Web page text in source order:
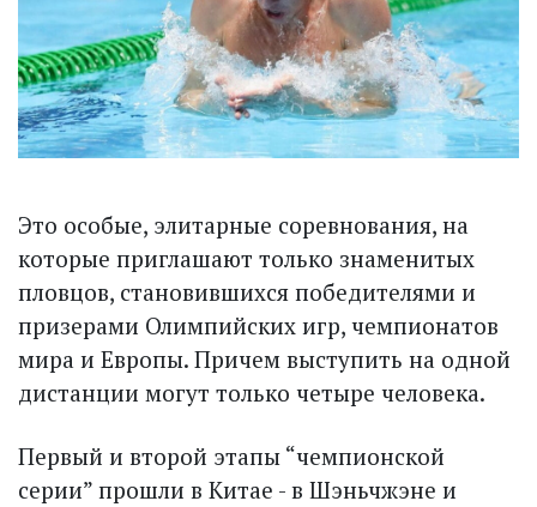
Это особые, элитарные соревнования, на
которые приглашают только знаменитых
пловцов, становившихся победителями и
призерами Олимпийских игр, чемпионатов
мира и Европы. Причем выступить на одной
дистанции могут только четыре человека.
Первый и второй этапы “чемпионской
серии” прошли в Китае - в Шэньчжэне и